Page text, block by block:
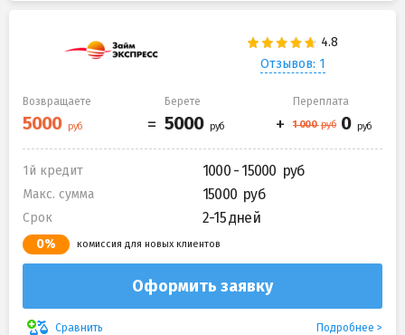
Отзывов: 1
Возвращаете Берете Переплата
1й кредит 1000 - 15000
Макс. сумма 15000
Срок 2-15 дней
0% комиссия для новых клиентов
Оформить заявку
Сравнить Подробнее